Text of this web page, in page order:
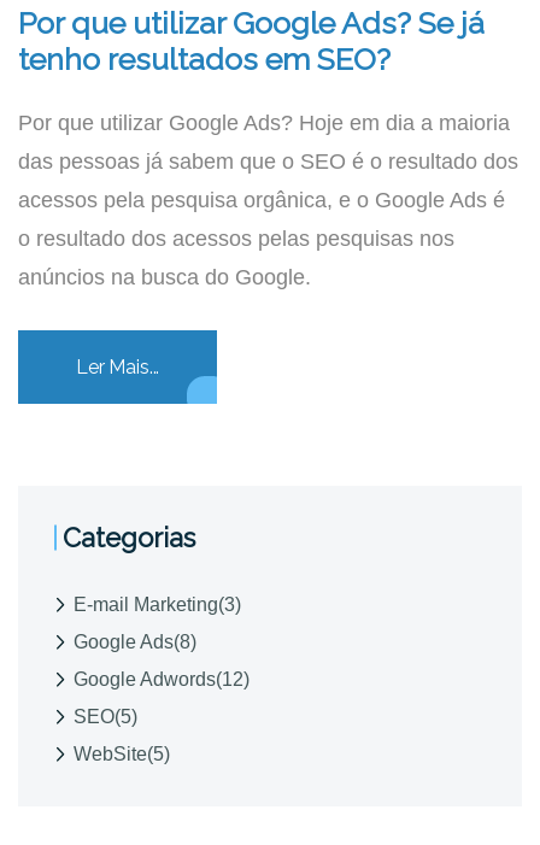
Por que utilizar Google Ads? Se já
tenho resultados em SEO?
Por que utilizar Google Ads? Hoje em dia a maioria
das pessoas já sabem que o SEO é o resultado dos
acessos pela pesquisa orgânica, e o Google Ads é
o resultado dos acessos pelas pesquisas nos
anúncios na busca do Google.
Ler Mais...
Categorias
E-mail Marketing(3)
Google Ads(8)
Google Adwords(12)
SEO(5)
WebSite(5)